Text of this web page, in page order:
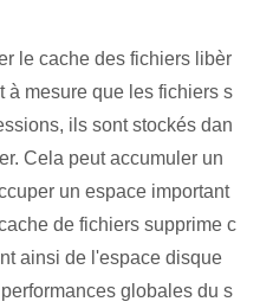
le cache des fichiers libèr
à mesure que les fichiers s
ils sont stockés dan
Cela peut accumuler un
un espace important
de fichiers supprime c
ainsi de l'espace disque
globales du s